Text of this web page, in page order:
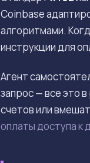
Coinbase
алгоритмами.
инструкции для
Агент
запрос — все это
счетов или
оплаты доступа к